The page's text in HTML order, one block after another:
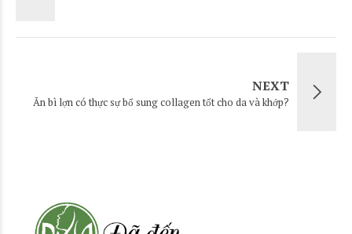
NEXT
Ăn bì lợn có thực sự bổ sung collagen tốt cho da và khớp?